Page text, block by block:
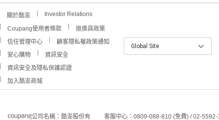
關於酷澎 Investor Relations
Coupang使用者條款
退換貨政策
信任管理中心
顧客隱私權政策通知
安心購物
資訊安全
資訊安全及隱私保護認證
加入酷澎商城
Global Site
公司名稱：酷澎股份有
客服中心：0809-088-810 (免費) / 02-